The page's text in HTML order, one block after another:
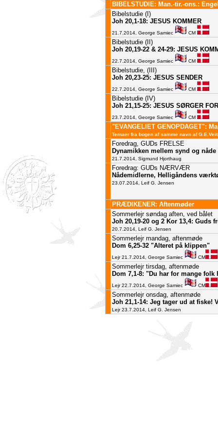
BIBELSTUDIE: Man.-tir.-ons.:
Bibelstudie (I)
Joh 20,1-18: JESUS KOMMER
21.7.2014, George Samiec CM
Bibelstudie (II)
Joh 20,19-22 & 24-29: JESUS
22.7.2014, George Samiec CM
Bibelstudie, (III)
Joh 20,23-25: JESUS SENDER
22.7.2014, George Samiec CM
Bibelstudie (IV)
Joh 21,15-25: JESUS SØRGER FOR
23.7.2014, George Samiec CM
"EVANGELIET GENOPDAGET":
Temaer fra bogen af samme navn af
Foredrag, GUDs FRELSE
Dynamikken mellem synd og nåde
21.7.2014, Sigmund Hjorthaug
Foredrag: GUDs NÆRVÆR
Nådemidlerne, Helligåndens
23.07.2014, Leif G. Jensen
PRÆDIKENER: Aftenmøder
Sommerlejr søndag aften, ved bålet
Joh 20,19-20 og 2 Kor 13,4: Guds
20.7.2014, Leif G. Jensen
Sommerlejr mandag, aftenmøde
Dom 6,25-32 "Alteret på klippen"
Lejr 21.7.2014, George Samiec CM
Sommerlejr tirsdag, aftenmøde
Dom 7,1-8: "Du har for mange folk
Lejr 22.7.2014, George Samiec CM
Sommerlejr onsdag, aftenmøde
Joh 21,1-14: Jeg tager ud at fiske!
Lejr 23.7.2014, Leif G. Jensen